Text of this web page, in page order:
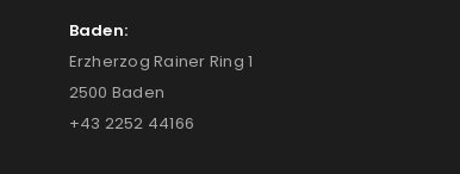
Baden:
Erzherzog Rainer Ring 1
2500 Baden
+43 2252 44166